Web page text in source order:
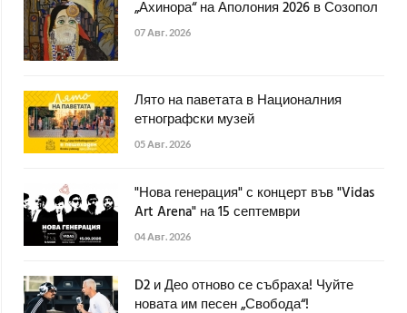
„Ахинора“ на Аполония 2026 в Созопол
07 Авг. 2026
Лято на паветата в Националния
етнографски музей
05 Авг. 2026
"Нова генерация" с концерт във "Vidas
Art Arena" на 15 септември
04 Авг. 2026
D2 и Део отново се събраха! Чуйте
новата им песен „Свобода“!